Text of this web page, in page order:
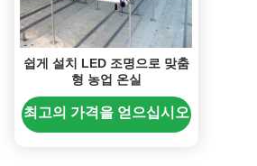
쉽게 설치 LED 조명으로 맞춤
형 농업 온실
최고의 가격을 얻으십시오